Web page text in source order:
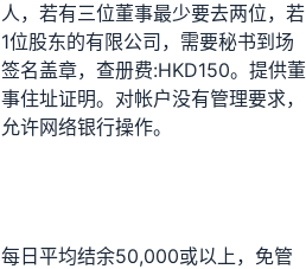
人，若有三位董事最少要去两位，若
1位股东的有限公司，需要秘书到场
签名盖章，查册费:HKD150。提供董
事住址证明。对帐户没有管理要求，
允许网络银行操作。
每日平均结余50,000或以上，免管